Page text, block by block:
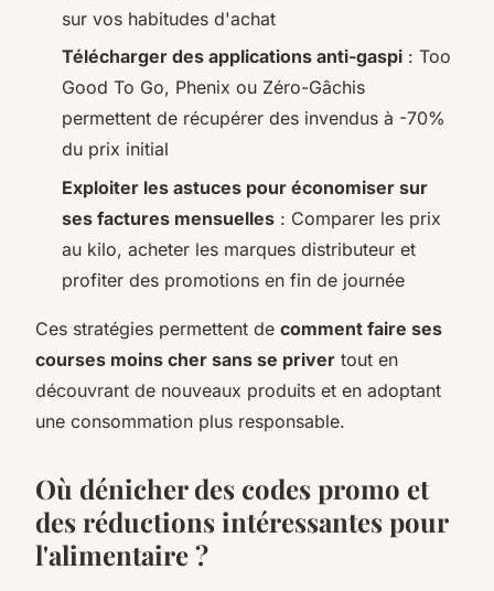
sur vos habitudes d'achat
Télécharger des applications anti-gaspi : Too
Good To Go, Phenix ou Zéro-Gâchis
permettent de récupérer des invendus à -70%
du prix initial
Exploiter les astuces pour économiser sur
ses factures mensuelles : Comparer les prix
au kilo, acheter les marques distributeur et
profiter des promotions en fin de journée
Ces stratégies permettent de comment faire ses
courses moins cher sans se priver tout en
découvrant de nouveaux produits et en adoptant
une consommation plus responsable.
Où dénicher des codes promo et
des réductions intéressantes pour
l'alimentaire ?